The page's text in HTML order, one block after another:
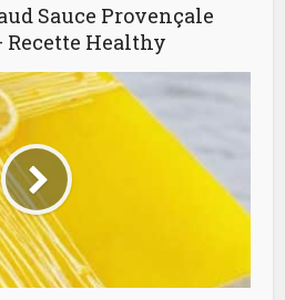
Sauce Provençale
Recette Healthy